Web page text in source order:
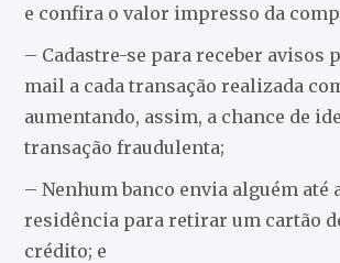
e confira o valor impresso da
– Cadastre-se para receber avisos
mail a cada transação realizada
aumentando, assim, a chance de
transação fraudulenta;
– Nenhum banco envia alguém até
residência para retirar um cartão
crédito; e